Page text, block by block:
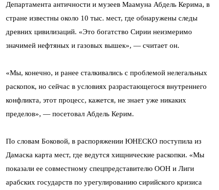
Департамента античности и музеев Маамуна Абдель Керима, в
стране известны около 10 тыс. мест, где обнаружены следы
древних цивилизаций. «Это богатство Сирии неизмеримо
значимей нефтяных и газовых вышек», — считает он.
«Мы, конечно, и ранее сталкивались с проблемой нелегальных
раскопок, но сейчас в условиях разрастающегося внутреннего
конфликта, этот процесс, кажется, не знает уже никаких
пределов», — посетовал Абдель Керим.
По словам Боковой, в распоряжении ЮНЕСКО поступила из
Дамаска карта мест, где ведутся хищнические раскопки. «Мы
показали ее совместному спецпредставителю ООН и Лиги
арабских государств по урегулированию сирийского кризиса